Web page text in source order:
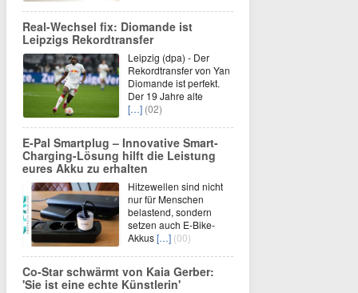
Real-Wechsel fix: Diomande ist
Leipzigs Rekordtransfer
Leipzig (dpa) - Der
Rekordtransfer von Yan
Diomande ist perfekt.
Der 19 Jahre alte
[…] (02)
E-Pal Smartplug – Innovative Smart-
Charging-Lösung hilft die Leistung
eures Akku zu erhalten
Hitzewellen sind nicht
nur für Menschen
belastend, sondern
setzen auch E-Bike-
Akkus[…] (00)
Co-Star schwärmt von Kaia Gerber:
'Sie ist eine echte Künstlerin'